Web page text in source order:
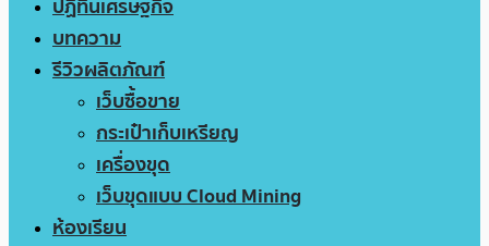
ปฏิทินเศรษฐกิจ
บทความ
รีวิวผลิตภัณฑ์
เว็บซื้อขาย
กระเป๋าเก็บเหรียญ
เครื่องขุด
เว็บขุดแบบ Cloud Mining
ห้องเรียน